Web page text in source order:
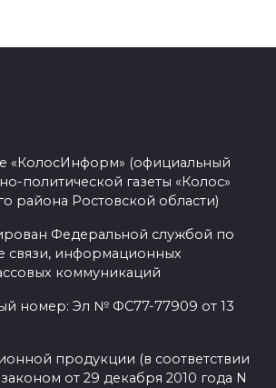
«КолосИнформ» (официальный
политической газеты «Колос»
района Ростовской области)
Федеральной службой по
связи, информационных
коммуникаций
номер: Эл № ФС77-77909 от 13
продукции (в соответствии
от 29 декабря 2010 года N